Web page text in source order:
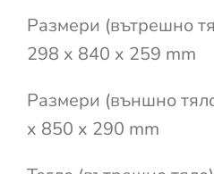
Размери (вътрешно
298 x 840 x 259 mm
Размери (външно
x 850 x 290 mm